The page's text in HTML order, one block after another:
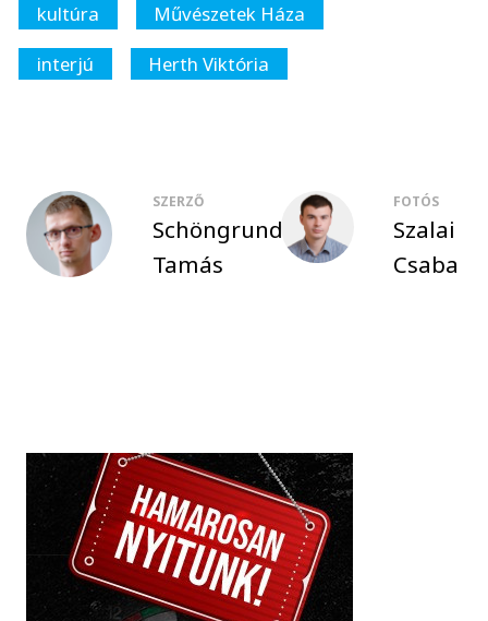
kultúra
Művészetek Háza
interjú
Herth Viktória
SZERZŐ
Schöngrundtner
Tamás
FOTÓS
Szalai
Csaba